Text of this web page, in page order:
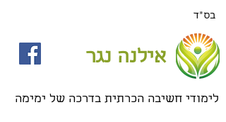
בס"ד
לימודי חשיבה הכרתית בדרכה של ימימה
אילנה נגר